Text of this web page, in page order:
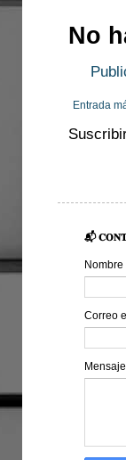
No
Entrada
📬
Nombre
Correo
Mensaje